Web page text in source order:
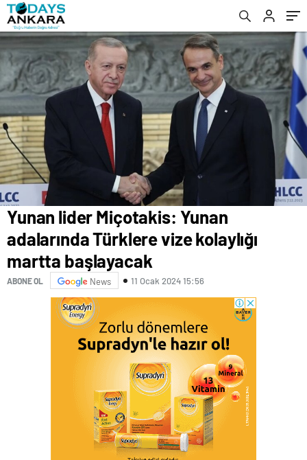
Yunan lider Miçotakis: Yunan
adalarında Türklere vize kolaylığı
martta başlayacak
ABONE OL News 11 Ocak 2024 15:56